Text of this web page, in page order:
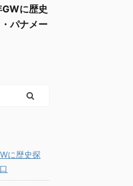
に歴史
パナメー
に歴史探